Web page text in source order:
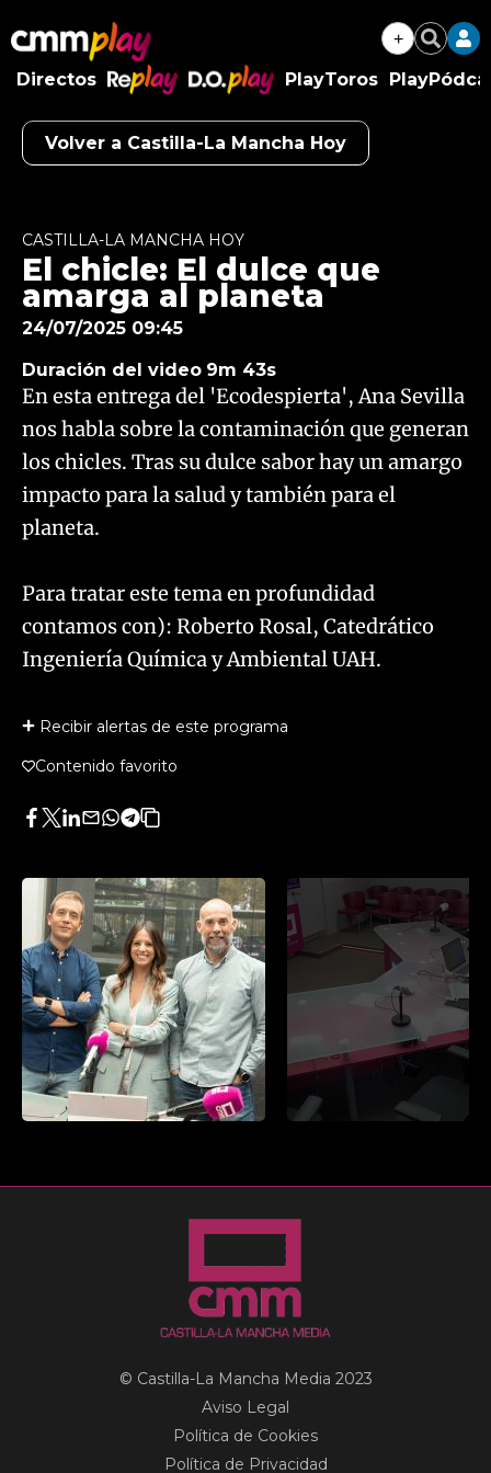
+ Buscar
Directos
RePlay
D.O.Play
PlayToros
Volver a Castilla-La Mancha Hoy
Algo salió mal.
Try again
CASTILLA-LA MANCHA HOY
El chicle: El dulce que
amarga al planeta
24/07/2025 09:45
Duración del video 9m 43s
En esta entrega del 'Ecodespierta', Ana Sevilla
nos habla sobre la contaminación que generan
los chicles. Tras su dulce sabor hay un amargo
impacto para la salud y también para el
planeta.
​Para tratar este tema en profundidad
contamos con): Roberto Rosal, Catedrático
Ingeniería Química y Ambiental UAH.
Recibir alertas de este programa
Contenido favorito
Facebook
Twitter
LinkedIn
Enviar
Whatsapp
Telegram
Copiar
artículo
© Castilla-La Mancha Media 2023
Aviso Legal
Política de Cookies
Política de Privacidad